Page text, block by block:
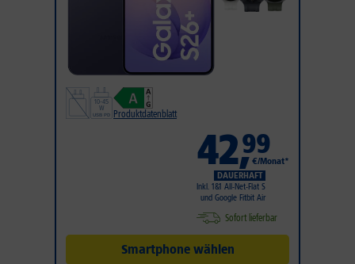
Produktdatenblatt
42,99
€/Monat*
DAUERHAFT
Inkl. 1&1 All-Net-Flat S
und Google Fitbit Air
Sofort lieferbar
Smartphone wählen